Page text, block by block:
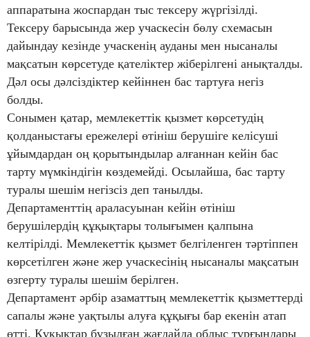
аппаратына жоспардан тыс тексеру жүргізілді.
Тексеру барысында жер учаскесін бөлу схемасын
дайындау кезінде учаскенің ауданы мен нысаналы
мақсатын көрсетуде қателіктер жіберілгені анықталды.
Дәл осы дәлсіздіктер кейіннен бас тартуға негіз
болды.
Сонымен қатар, мемлекеттік қызмет көрсетудің
қолданыстағы ережелері өтініш берушіге келісуші
ұйымдардан оң қорытындылар алғаннан кейін бас
тарту мүмкіндігін көздемейді. Осылайша, бас тарту
туралы шешім негізсіз деп танылды.
Департаменттің араласуынан кейін өтініш
берушілердің құқықтары толығымен қалпына
келтірілді. Мемлекеттік қызмет белгіленген тәртіппен
көрсетілген және жер учаскесінің нысаналы мақсатын
өзгерту туралы шешім берілген.
Департамент әрбір азаматтың мемлекеттік қызметтерді
сапалы және уақтылы алуға құқығы бар екенін атап
өтті. Құқықтар бұзылған жағдайда облыс тұрғындары